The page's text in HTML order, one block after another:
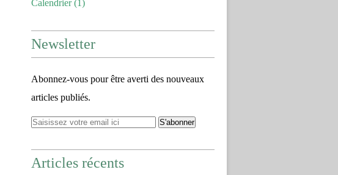
Calendrier(1)
Newsletter
Abonnez-vous pour être averti des nouveaux
articles publiés.
Articles récents